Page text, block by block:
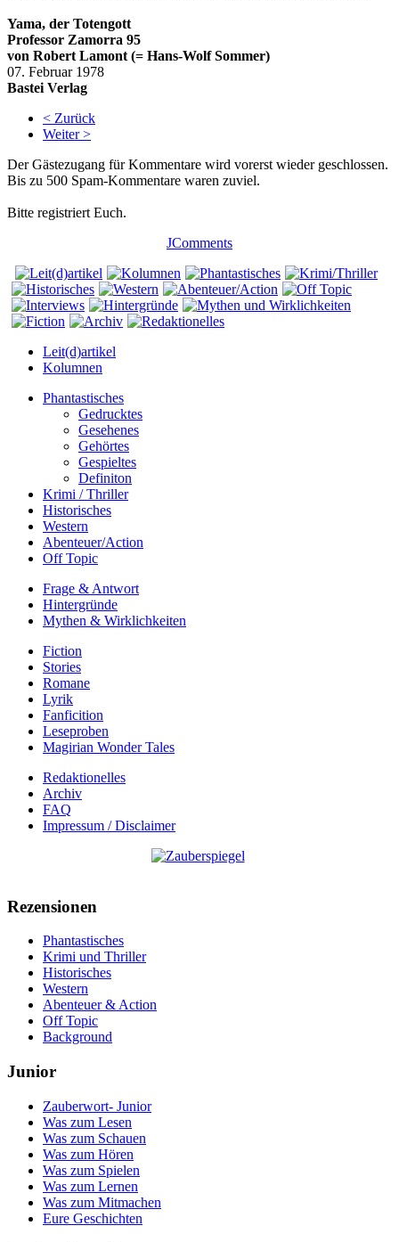
Yama, der Totengott
Professor Zamorra 95
von Robert Lamont (= Hans-Wolf Sommer)
07. Februar 1978
Bastei Verlag
< Zurück
Weiter >
Der Gästezugang für Kommentare wird vorerst wieder geschlossen.
Bis zu 500 Spam-Kommentare waren zuviel.
Bitte registriert Euch.
JComments
Leit(d)artikel
Kolumnen
Phantastisches
Gedrucktes
Gesehenes
Gehörtes
Gespieltes
Definiton
Krimi / Thriller
Historisches
Western
Abenteuer/Action
Off Topic
Frage & Antwort
Hintergründe
Mythen & Wirklichkeiten
Fiction
Stories
Romane
Lyrik
Fanficition
Leseproben
Magirian Wonder Tales
Redaktionelles
Archiv
FAQ
Impressum / Disclaimer
Rezensionen
Phantastisches
Krimi und Thriller
Historisches
Western
Abenteuer & Action
Off Topic
Background
Junior
Zauberwort- Junior
Was zum Lesen
Was zum Schauen
Was zum Hören
Was zum Spielen
Was zum Lernen
Was zum Mitmachen
Eure Geschichten